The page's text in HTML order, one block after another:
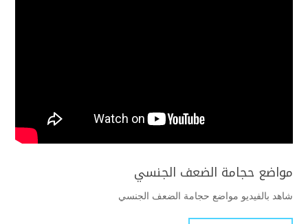
مواضع حجامة الضعف الجنسي
شاهد بالفيديو مواضع حجامة الضعف الجنسي